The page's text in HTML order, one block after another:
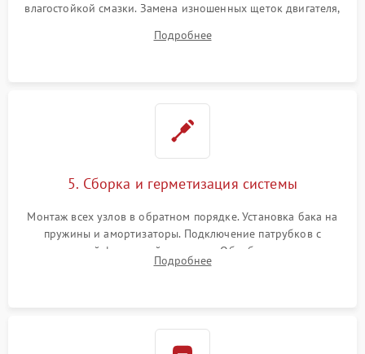
влагостойкой смазки. Замена изношенных щеток двигателя,
или поврежденной резиновой манжеты.
Подробнее
5. Сборка и герметизация системы
Монтаж всех узлов в обратном порядке. Установка бака на
пружины и амортизаторы. Подключение патрубков с
надежной фиксацией хомутами. Обработка стыков
герметиком для предотвращения возможных протечек воды.
Подробнее